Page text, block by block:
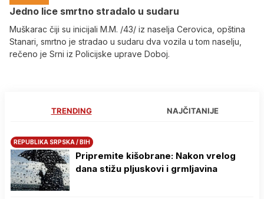
Јedno lice smrtno stradalo u sudaru
Muškarac čiji su inicijali M.M. /43/ iz naselja Cerovica, opština
Stanari, smrtno je stradao u sudaru dva vozila u tom naselju,
rečeno je Srni iz Policijske uprave Doboj.
TRENDING NAJČITANIJE
REPUBLIKA SRPSKA / BIH
Pripremite kišobrane: Nakon vrelog
dana stižu pljuskovi i grmljavina